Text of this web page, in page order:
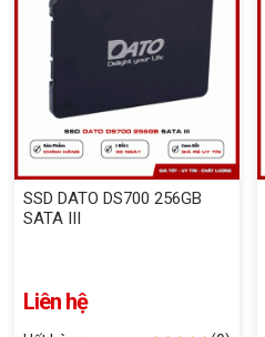
SSD DATO DS700 256GB
SATA III
Liên hệ